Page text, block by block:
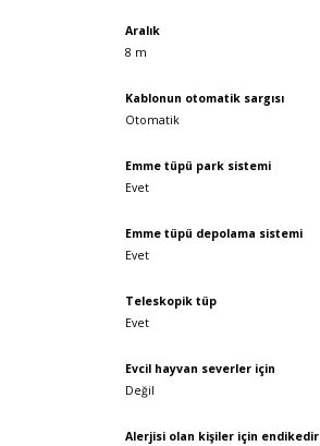
Aralık
8 m
Kablonun otomatik sargısı
Otomatik
Emme tüpü park sistemi
Evet
Emme tüpü depolama sistemi
Evet
Teleskopik tüp
Evet
Evcil hayvan severler için
Değil
Alerjisi olan kişiler için endikedir